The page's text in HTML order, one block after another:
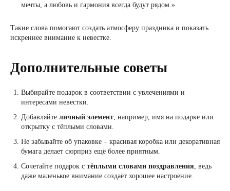
мечты, а любовь и гармония всегда будут рядом.»
Такие слова помогают создать атмосферу праздника и показать
искреннее внимание к невестке.
Дополнительные советы
Выбирайте подарок в соответствии с увлечениями и
интересами невестки.
Добавляйте личный элемент , например, имя на подарке или
открытку с тёплыми словами.
Не забывайте об упаковке – красивая коробка или декоративная
бумага делает сюрприз ещё более приятным.
Сочетайте подарок с тёплыми словами поздравления , ведь
даже маленькое внимание создаёт хорошее настроение.